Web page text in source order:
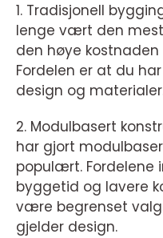
1. Tradisjonell
lenge vært den
den høye
Fordelen er at du
design og
2. Modulbasert
har gjort
populært. Fordelene
byggetid og lavere
være begrenset
gjelder design.